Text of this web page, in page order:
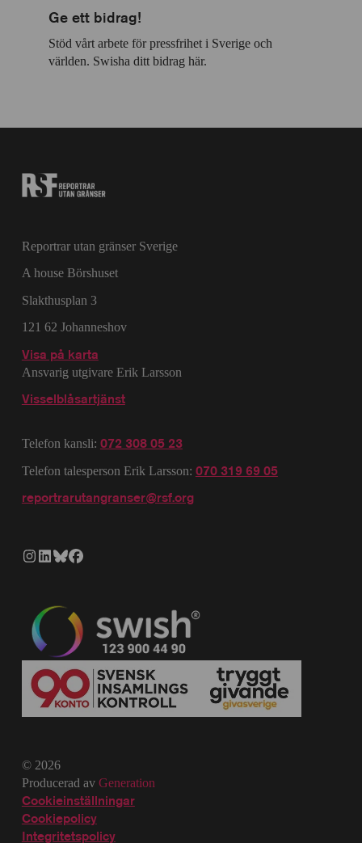
Ge ett bidrag!
Stöd vårt arbete för pressfrihet i Sverige och
världen. Swisha ditt bidrag här.
Reportrar utan gränser Sverige
A house Börshuset
Slakthusplan 3
121 62 Johanneshov
Visa på karta
Ansvarig utgivare Erik Larsson
Visselblåsartjänst
Telefon kansli: 072 308 05 23
Telefon talesperson Erik Larsson: 070 319 69 05
reportrarutangranser@rsf.org
© 2026
Producerad av Generation
Cookieinställningar
Cookiepolicy
Integritetspolicy